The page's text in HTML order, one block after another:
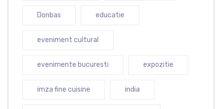
Donbas educatie
eveniment cultural
evenimente bucuresti expozitie
imza fine cuisine india